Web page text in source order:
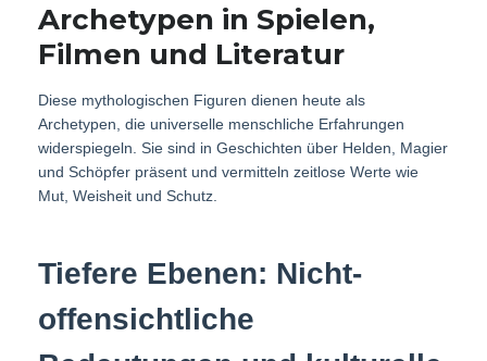
Archetypen in Spielen,
Filmen und Literatur
Diese mythologischen Figuren dienen heute als
Archetypen, die universelle menschliche Erfahrungen
widerspiegeln. Sie sind in Geschichten über Helden, Magier
und Schöpfer präsent und vermitteln zeitlose Werte wie
Mut, Weisheit und Schutz.
Tiefere Ebenen: Nicht-
offensichtliche